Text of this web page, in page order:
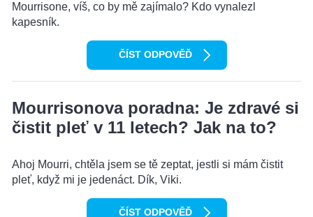
Mourrisone, víš, co by mě zajímalo? Kdo vynalezl
kapesník.
ČÍST ODPOVĚĎ
Mourrisonova poradna: Je zdravé si
čistit pleť v 11 letech? Jak na to?
Ahoj Mourri, chtěla jsem se tě zeptat, jestli si mám čistit
pleť, když mi je jedenáct. Dík, Viki.
ČÍST ODPOVĚĎ